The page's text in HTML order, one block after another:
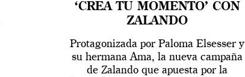
‘CREA TU MOMENTO’ CON
ZALANDO
Protagonizada por Paloma Elsesser y
su hermana Ama, la nueva campaña
de Zalando que apuesta por la